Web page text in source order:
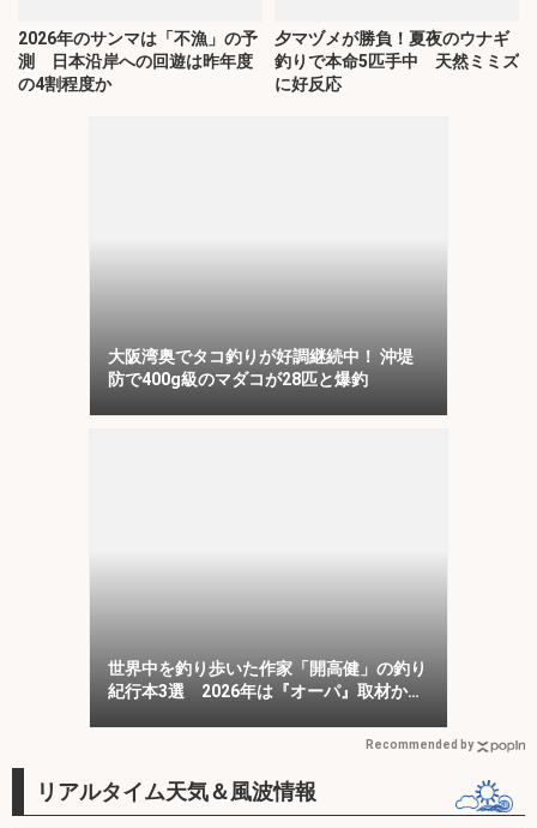
2026年のサンマは「不漁」の予
測 日本沿岸への回遊は昨年度
の4割程度か
夕マヅメが勝負！夏夜のウナギ
釣りで本命5匹手中 天然ミミズ
に好反応
大阪湾奥でタコ釣りが好調継続中！ 沖堤
防で400g級のマダコが28匹と爆釣
世界中を釣り歩いた作家「開高健」の釣り
紀行本3選 2026年は『オーパ』取材から
Recommended by
リアルタイム天気＆風波情報